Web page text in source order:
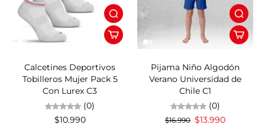
Calcetines Deportivos
Tobilleros Mujer Pack 5
Con Lurex C3
(0)
$10.990
18%OFF
Pijama Niño Algodón
Verano Universidad de
Chile C1
(0)
$16.990 $13.990